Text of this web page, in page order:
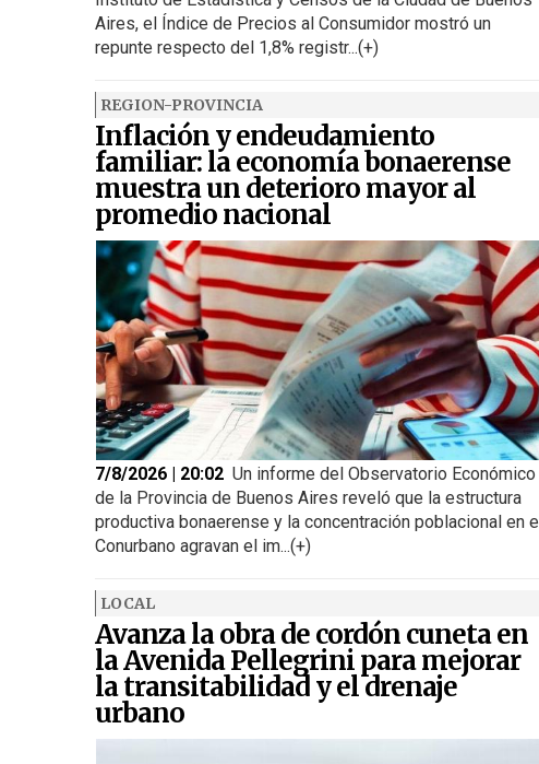
Aires, el Índice de Precios al Consumidor mostró un
repunte respecto del 1,8% registr...(+)
REGION-PROVINCIA
Inflación y endeudamiento
familiar: la economía bonaerense
muestra un deterioro mayor al
promedio nacional
7/8/2026 | 20:02 Un informe del Observatorio Económico
de la Provincia de Buenos Aires reveló que la estructura
productiva bonaerense y la concentración poblacional en el
Conurbano agravan el im...(+)
LOCAL
Avanza la obra de cordón cuneta en
la Avenida Pellegrini para mejorar
la transitabilidad y el drenaje
urbano